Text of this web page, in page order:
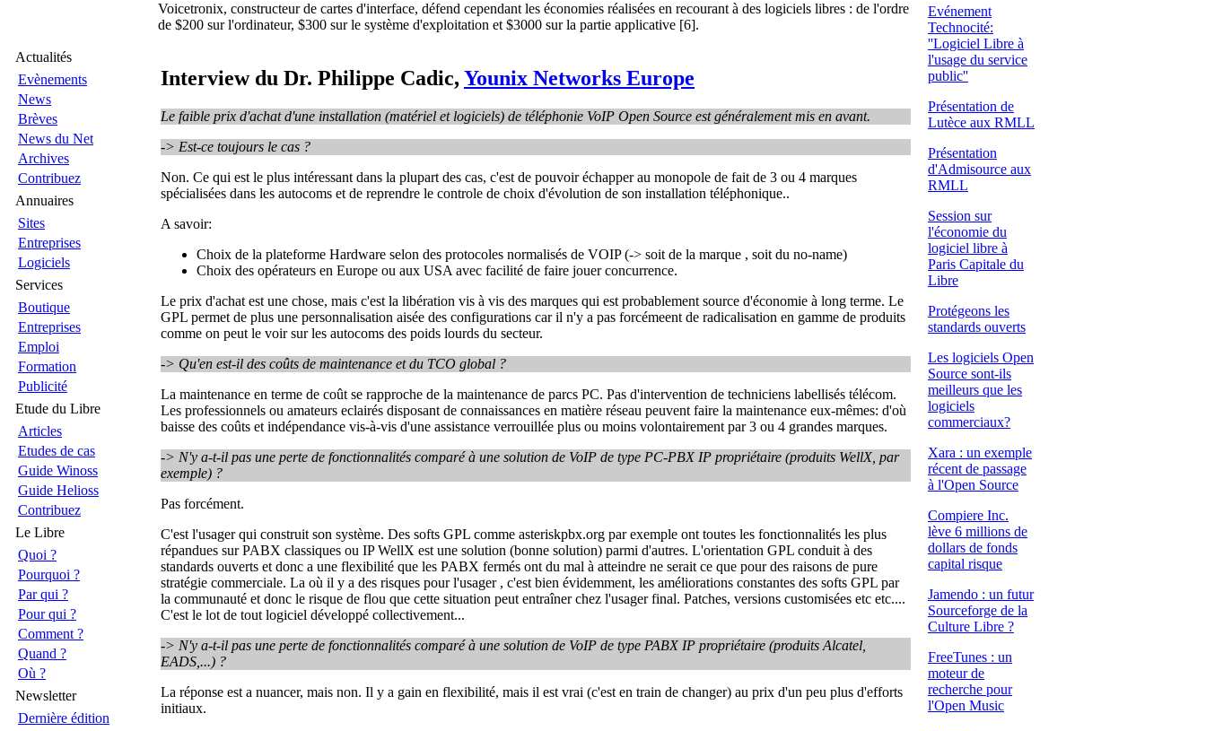
Actualités
Evènements
News
Brèves
News du Net
Archives
Contribuez
Annuaires
Sites
Entreprises
Logiciels
Services
Boutique
Entreprises
Emploi
Formation
Publicité
Etude du Libre
Articles
Etudes de cas
Guide Winoss
Guide Helioss
Contribuez
Le Libre
Quoi ?
Pourquoi ?
Par qui ?
Pour qui ?
Comment ?
Quand ?
Où ?
Newsletter
Dernière édition
Voicetronix, constructeur de cartes d'interface, défend cependant les économies réalisées en recourant à des logiciels libres : de l'ordre
de $200 sur l'ordinateur, $300 sur le système d'exploitation et $3000 sur la partie applicative [6].
Interview du Dr. Philippe Cadic, Younix Networks Europe
Le faible prix d'achat d'une installation (matériel et logiciels) de téléphonie VoIP Open Source est généralement mis en avant.
-> Est-ce toujours le cas ?
Non. Ce qui est le plus intéressant dans la plupart des cas, c'est de pouvoir échapper au monopole de fait de 3 ou 4 marques
spécialisées dans les autocoms et de reprendre le controle de choix d'évolution de son installation téléphonique..
A savoir:
Choix de la plateforme Hardware selon des protocoles normalisés de VOIP (-> soit de la marque , soit du no-name)
Choix des opérateurs en Europe ou aux USA avec facilité de faire jouer concurrence.
Le prix d'achat est une chose, mais c'est la libération vis à vis des marques qui est probablement source d'économie à long terme. Le
GPL permet de plus une personnalisation aisée des configurations car il n'y a pas forcémeent de radicalisation en gamme de produits
comme on peut le voir sur les autocoms des poids lourds du secteur.
-> Qu'en est-il des coûts de maintenance et du TCO global ?
La maintenance en terme de coût se rapproche de la maintenance de parcs PC. Pas d'intervention de techniciens labellisés télécom.
Les professionnels ou amateurs eclairés disposant de connaissances en matière réseau peuvent faire la maintenance eux-mêmes: d'où
baisse des coûts et indépendance vis-à-vis d'une assistance verrouillée plus ou moins volontairement par 3 ou 4 grandes marques.
-> N'y a-t-il pas une perte de fonctionnalités comparé à une solution de VoIP de type PC-PBX IP propriétaire (produits WellX, par
exemple) ?
Pas forcément.
C'est l'usager qui construit son système. Des softs GPL comme asteriskpbx.org par exemple ont toutes les fonctionnalités les plus
répandues sur PABX classiques ou IP WellX est une solution (bonne solution) parmi d'autres. L'orientation GPL conduit à des
standards ouverts et donc a une flexibilité que les PABX fermés ont du mal à atteindre ne serait ce que pour des raisons de pure
stratégie commerciale. La où il y a des risques pour l'usager , c'est bien évidemment, les améliorations constantes des softs GPL par
la communauté et donc le risque de flou que cette situation peut entraîner chez l'usager final. Patches, versions customisées etc etc....
C'est le lot de tout logiciel développé collectivement...
-> N'y a-t-il pas une perte de fonctionnalités comparé à une solution de VoIP de type PABX IP propriétaire (produits Alcatel,
EADS,...) ?
La réponse est a nuancer, mais non. Il y a gain en flexibilité, mais il est vrai (c'est en train de changer) au prix d'un peu plus d'efforts
initiaux.
Evénement
Technocité:
''Logiciel Libre à
l'usage du service
public''
Présentation de
Lutèce aux RMLL
Présentation
d'Admisource aux
RMLL
Session sur
l'économie du
logiciel libre à
Paris Capitale du
Libre
Protégeons les
standards ouverts
Les logiciels Open
Source sont-ils
meilleurs que les
logiciels
commerciaux?
Xara : un exemple
récent de passage
à l'Open Source
Compiere Inc.
lève 6 millions de
dollars de fonds
capital risque
Jamendo : un futur
Sourceforge de la
Culture Libre ?
FreeTunes : un
moteur de
recherche pour
l'Open Music